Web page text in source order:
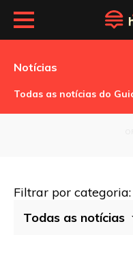
Notícias
Todas as notícias do
Filtrar por categoria: